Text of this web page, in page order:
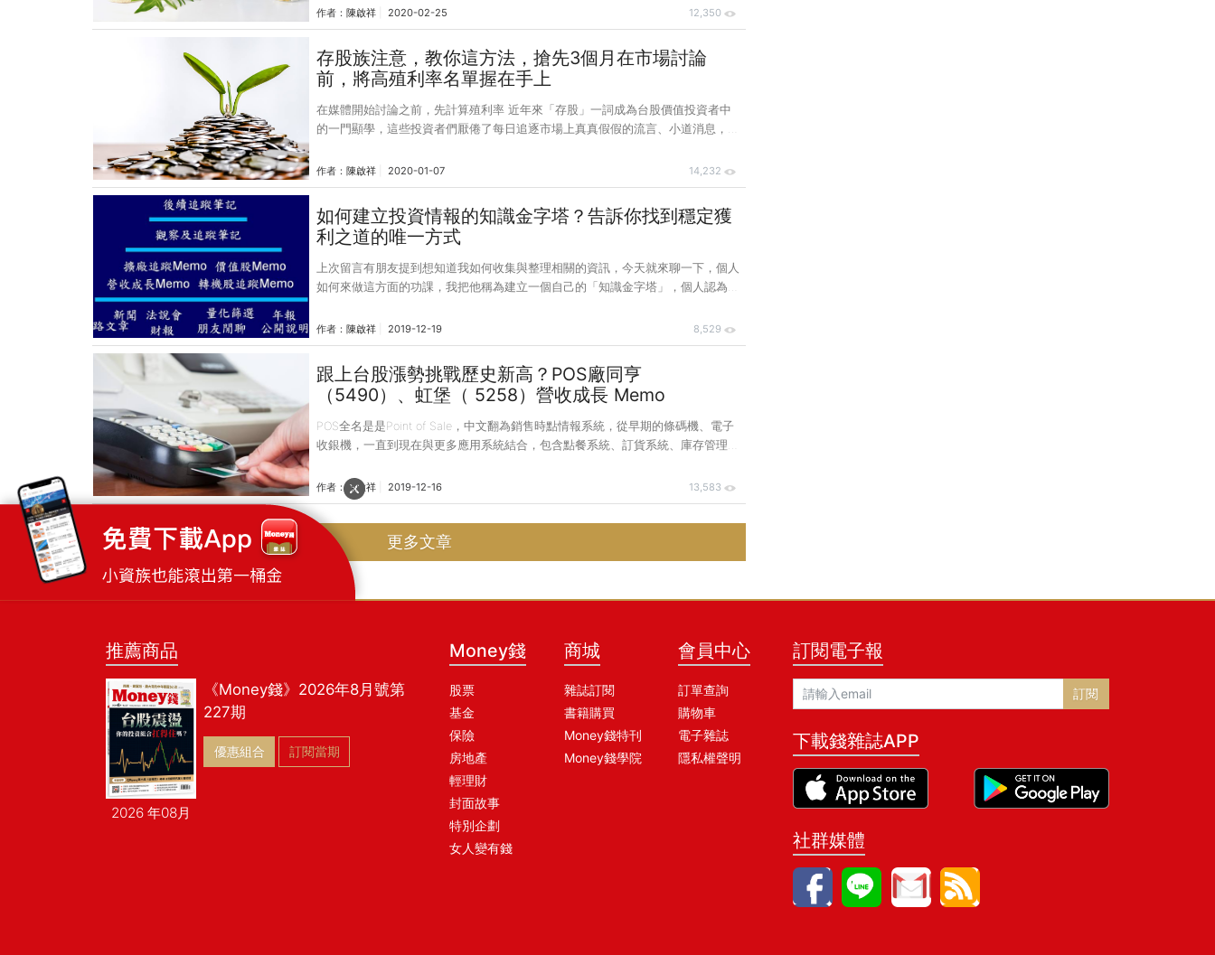
臨床效果的數據。不過有趣的是，之前才剛分享法說會心得的旭富(4119)，他的前
五大產品中，有一個 Hydroxychloroquine sulfate，就是這個抗瘧疾藥物的原料
藥，去年的年營收為2.4億，佔總營收的比重為10%左右，在法說會裏旭富也有提
到，這個產品的毛利是高於旭富的平均值，因此若是後續有更多數據來說明藥品與
肺炎的關係，或許
作者： 陳啟祥 2020-02-25 12,350
存股族注意，教你這方法，搶先3個月在市場討論
前，將高殖利率名單握在手上
在媒體開始討論之前，先計算殖利率 近年來「存股」一詞成為台股價值投資者中
的一門顯學，這些投資者們厭倦了每日追逐市場上真真假假的流言、小道消息，以
股東而帶來的回報，而對於這些存股族來說，殖利率就成為了左右他們獲利數字的
關鍵之一。 從殖利率的公式來看 股票殖利率＝現金股利÷股價而當我們想要找到
高殖利率的股票時，不外乎分子數字要大一點、而分母數字則要小一點，股價是個
已知的數字，雖然天天在變化，但若我們能在相對低的價格買入，就有機會拉高殖
利率。 而分子現金股利呢？媒體通常會在每年的3月31日
作者： 陳啟祥 2020-01-07 14,232
如何建立投資情報的知識金字塔？告訴你找到穩定獲
利之道的唯一方式
上次留言有朋友提到想知道我如何收集與整理相關的資訊，今天就來聊一下，個人
如何來做這方面的功課，我把他稱為建立一個自己的「知識金字塔」，個人認為要
關的知識，融合轉化成自己對一家公司評價的敏感度。各位可以參考附圖，這是我
的「知識金字塔」，在最底層的部份，就是你可以接觸到的各種訊息，各式各樣的
消息來源，包含新聞、網路文章、法說會資訊、財報、年報、公開說明書及朋友間
的閒聊，這也包含了定期做的量化篩選，訊息來源相當多樣也相當雜亂，所以要經
過消化整理，從中留下有用的部份，在這個階段我會整理出我感興趣的公司，建立
成清
作者： 陳啟祥 2019-12-19 8,529
跟上台股漲勢挑戰歷史新高？POS廠同亨
（5490）、虹堡（ 5258）營收成長 Memo
POS全名是是Point of Sale，中文翻為銷售時點情報系統，從早期的條碼機、電子
收銀機，一直到現在與更多應用系統結合，包含點餐系統、訂貨系統、庫存管理系
類在工業電腦這個族群，這邊有許多很不錯的公司，特色就是股本小，開發銷售活
性大，可以配合客戶少量多樣客製化，靈活進到大公司無法順利前進的細巷之中，
工業電腦族群一直也是我個人非常喜歡的一類公司。不過對比這波台股的漲勢，我
手上的POS觀察名單中的公司感覺都有點悶，大概看一下營收就會發現也沒有太大
的亮點，龍頭廠的振樺電今年營收持平，樺漢下半年則有點營
作者： 陳啟祥 2019-12-16 13,583
更多文章
推薦商品
2026 年08月
《Money錢》2026年8月號第
227期
優惠組合 訂閱當期
Money錢
股票
基金
保險
房地產
輕理財
封面故事
特別企劃
女人變有錢
商城
雜誌訂閱
書籍購買
Money錢特刊
Money錢學院
會員中心
訂單查詢
購物車
電子雜誌
隱私權聲明
訂閱電子報
訂閱
下載錢雜誌APP
社群媒體